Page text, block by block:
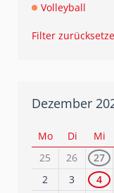
Volleyball
Filter
Dezember
Mo Di Mi
25
26 27
2
3 4